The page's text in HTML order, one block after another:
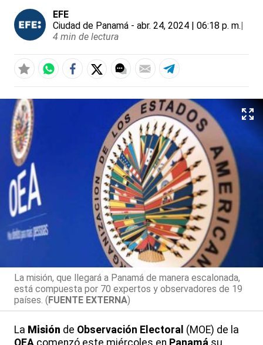
EFE
Ciudad de Panamá - abr. 24, 2024 | 06:18 p. m.|
4 min de lectura
La misión, que llegará a Panamá de manera escalonada,
está compuesta por 70 expertos y observadores de 19
países. (FUENTE EXTERNA)
La Misión de Observación Electoral (MOE) de la